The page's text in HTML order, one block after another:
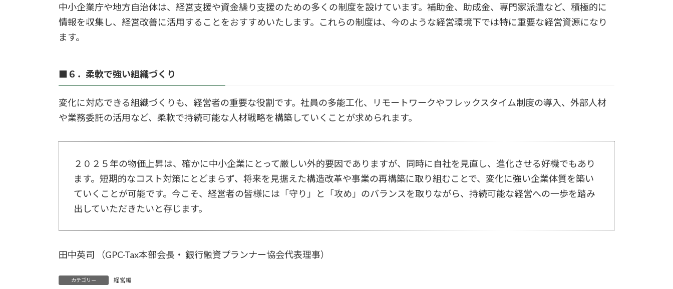
中小企業庁や地方自治体は、経営支援や資金繰り支援のための多くの制度を設けています。補助金、助成金、専門家派遣など、積極的に
情報を収集し、経営改善に活用することをおすすめいたします。これらの制度は、今のような経営環境下では特に重要な経営資源になり
ます。
■６．柔軟で強い組織づくり
変化に対応できる組織づくりも、経営者の重要な役割です。社員の多能工化、リモートワークやフレックスタイム制度の導入、外部人材
や業務委託の活用など、柔軟で持続可能な人材戦略を構築していくことが求められます。
２０２５年の物価上昇は、確かに中小企業にとって厳しい外的要因でありますが、同時に自社を見直し、進化させる好機でもあり
ます。短期的なコスト対策にとどまらず、将来を見据えた構造改革や事業の再構築に取り組むことで、変化に強い企業体質を築い
ていくことが可能です。今こそ、経営者の皆様には「守り」と「攻め」のバランスを取りながら、持続可能な経営への一歩を踏み
出していただきたいと存じます。
田中英司 （GPC-Tax本部会長・ 銀行融資プランナー協会代表理事）
カテゴリー 経営編